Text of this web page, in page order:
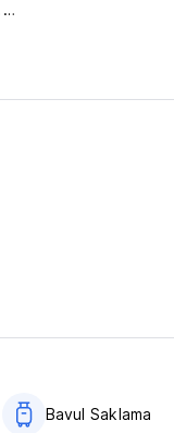
original language)
Bavul Saklama